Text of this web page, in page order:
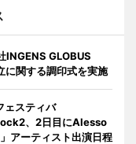
INGENS GLOBUS
に関する調印式を実施
ェスティバ
2日目にAlesso
ーティスト出演日程